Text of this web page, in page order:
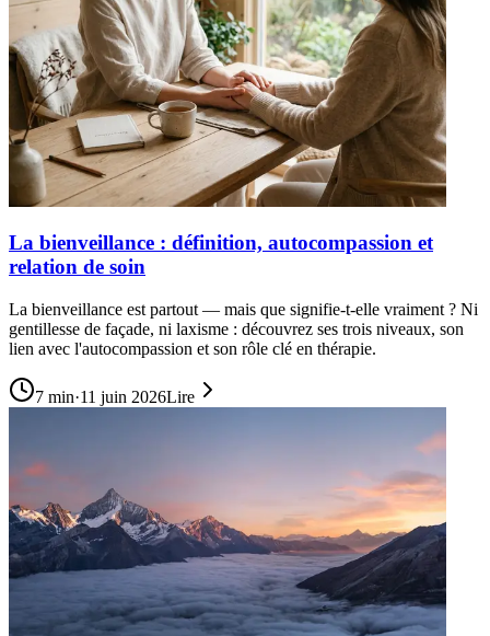
La bienveillance : définition, autocompassion et
relation de soin
La bienveillance est partout — mais que signifie-t-elle vraiment ? Ni
gentillesse de façade, ni laxisme : découvrez ses trois niveaux, son
lien avec l'autocompassion et son rôle clé en thérapie.
7 min·11 juin 2026Lire